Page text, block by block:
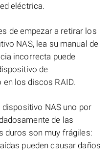
eléctrica.
de empezar a retirar los
NAS, lea su manual de
incorrecta puede
de
los discos RAID.
NAS uno por
de las
duros son muy frágiles:
pueden causar daños